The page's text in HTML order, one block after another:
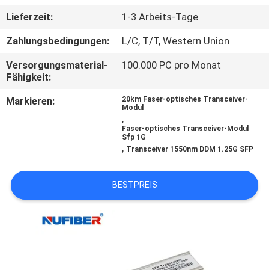
MIT
UNS
IN
VERBINDUNG
SIE
EIN
ZITAT
Lieferzeit:
1-3 Arbeits-Tage
Zahlungsbedingungen:
L/C, T/T, Western Union
Versorgungsmaterial-
Fähigkeit:
100.000 PC pro Monat
Markieren:
20km Faser-optisches Transceiver-
Modul
,
Faser-optisches Transceiver-Modul
Sfp 1G
, Transceiver 1550nm DDM 1.25G SFP
BESTPREIS